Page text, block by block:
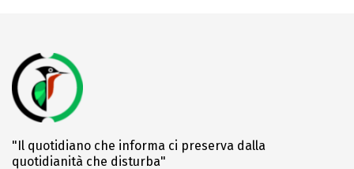
"Il quotidiano che informa ci preserva dalla
quotidianità che disturba"